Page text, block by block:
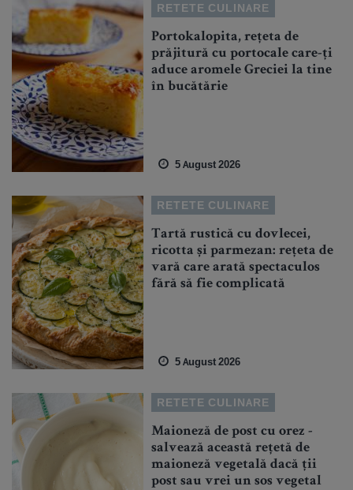
RETETE CULINARE
Portokalopita, rețeta de
prăjitură cu portocale care-ți
aduce aromele Greciei la tine
în bucătărie
5 August 2026
RETETE CULINARE
Tartă rustică cu dovlecei,
ricotta și parmezan: rețeta de
vară care arată spectaculos
fără să fie complicată
5 August 2026
RETETE CULINARE
Maioneză de post cu orez -
salvează această rețetă de
maioneză vegetală dacă ții
post sau vrei un sos vegetal